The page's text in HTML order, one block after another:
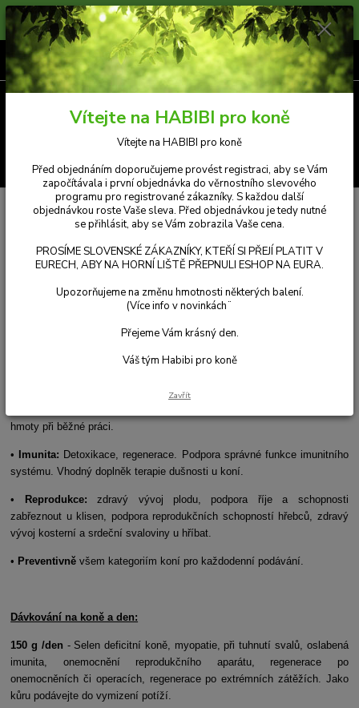
Prosíme zákazníky, kteří si přejí platit v Eurech, aby na horní liště přepnuli
měnu e-shopu na eura. Příjemný nákup.
CZK
Hledat
0ks
zaKč 0,00
HABIBI speciální směs - ORGANICKÝ SELEN, Vit. E
SVALY – IMUNITA – REPRODUKCE
Při svalových onemocněních (myopatiích), zatuhávání
hmoty při běžné práci.
• Imunita: Detoxikace, regenerace. Podpora správné funkce imunitního
systému. Vhodný doplněk terapie dušnosti u koní.
• Reprodukce: zdravý vývoj plodu, podpora říje a schopnosti
zabřeznout u klisen, podpora reprodukčních schopností hřebců, zdravý
vývoj kosterní a srdeční svaloviny u hříbat.
• Preventivně všem kategoriím koní pro každodenní podávání.
Dávkování na koně a den:
150 g /den - Selen deficitní koně, myopatie, při tuhnutí svalů, oslabená
imunita, onemocnění reprodukčního aparátu, regenerace po
onemocněních či operacích, regenerace po extrémních zátěžích. Jako
kůru podávejte do vymizení potíží.
Vítejte na HABIBI pro koně
Vítejte na HABIBI pro koně
Před objednáním doporučujeme provést registraci, aby se Vám
započítávala i první objednávka do věrnostního slevového
programu pro registrované zákazníky. S každou další
objednávkou roste Vaše sleva. Před objednávkou je tedy nutné
se přihlásit, aby se Vám zobrazila Vaše cena.
PROSÍME SLOVENSKÉ ZÁKAZNÍKY, KTEŘÍ SI PŘEJÍ PLATIT V
EURECH, ABY NA HORNÍ LIŠTĚ PŘEPNULI ESHOP NA EURA.
Upozorňujeme na změnu hmotnosti některých balení.
(Více info v novinkách¨
Přejeme Vám krásný den.
Váš tým Habibi pro koně
Zavřít